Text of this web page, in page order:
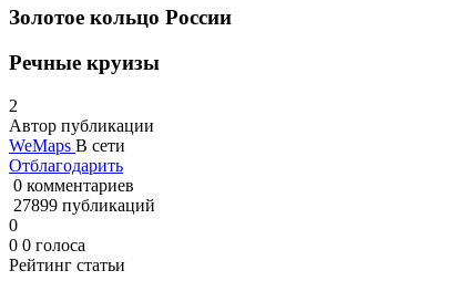
Золотое кольцо России
Речные круизы
2
Автор публикации
WeMaps В сети
Отблагодарить
0 комментариев
27899 публикаций
0
0 0 голоса
Рейтинг статьи